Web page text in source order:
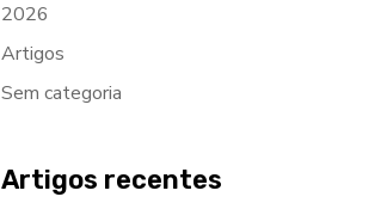
2026
Artigos
Sem categoria
Artigos recentes